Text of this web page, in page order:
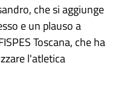
che si aggiunge
e un plauso a
Toscana, che ha
l'atletica